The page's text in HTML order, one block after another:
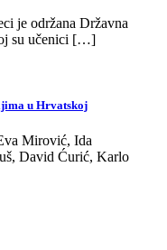
je održana Državna
su učenici […]
u Hrvatskoj
Mirović, Ida
David Ćurić, Karlo